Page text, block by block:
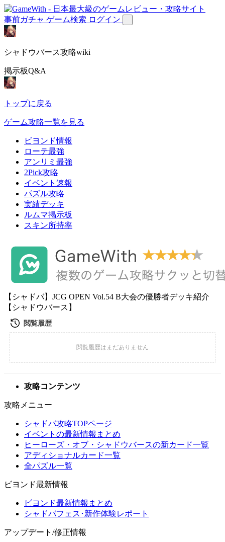
事前ガチャ ゲーム検索 ログイン
シャドウバース攻略wiki
掲示板Q&A
トップに戻る
ゲーム攻略一覧を見る
ビヨンド情報
ローテ最強
アンリミ最強
2Pick攻略
イベント速報
パズル攻略
実績デッキ
ルムマ掲示板
スキン所持率
【シャドバ】JCG OPEN Vol.54 B大会の優勝者デッキ紹介
【シャドウバース】
攻略コンテンツ
攻略メニュー
シャドバ攻略TOPページ
イベントの最新情報まとめ
ヒーローズ・オブ・シャドウバースの新カード一覧
アディショナルカード一覧
全パズル一覧
ビヨンド最新情報
ビヨンド最新情報まとめ
シャドバフェス･新作体験レポート
アップデート/修正情報